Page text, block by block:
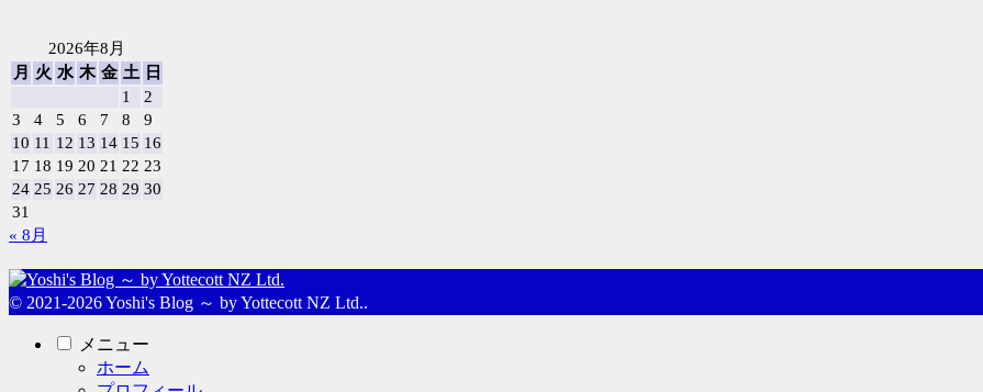
2026年8月
月
火 水 木 金 土
日
1
2
3
4 5 6 7 8
9
10 11 12 13 14 15 16
17 18 19 20 21 22 23
24 25 26 27 28 29 30
31
« 8月
© 2021-2026 Yoshi's Blog ～ by Yottecott NZ Ltd..
メニュー
ホーム